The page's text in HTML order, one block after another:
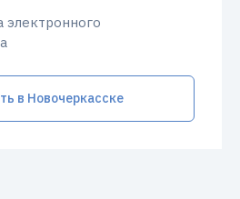
электронного
в Новочеркасске